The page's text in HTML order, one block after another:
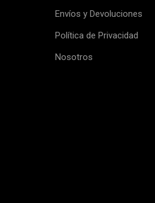
Envíos y Devoluciones
Política de Privacidad
Nosotros